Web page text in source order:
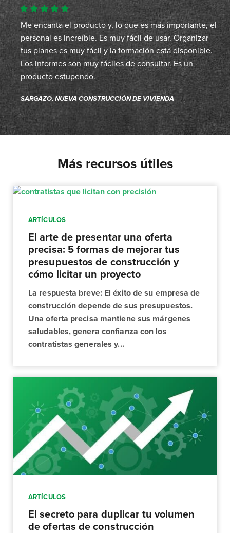
Me encanta el producto y, lo que es más importante, el
personal es increíble. Es muy fácil de usar. Organizar
tus planes es muy fácil y la formación está disponible.
Los informes son muy fáciles de consultar. Es un
producto estupendo.
SARGAZO, NUEVA CONSTRUCCIÓN DE VIVIENDA
Más recursos útiles
ARTÍCULOS
El arte de presentar una oferta
precisa: 5 formas de mejorar tus
presupuestos de construcción y
cómo licitar un proyecto
La respuesta breve: El éxito de su empresa de
construcción depende de sus presupuestos.
Una oferta precisa mantiene sus márgenes
saludables, genera confianza con los
contratistas generales y...
ARTÍCULOS
El secreto para duplicar tu volumen
de ofertas de construcción